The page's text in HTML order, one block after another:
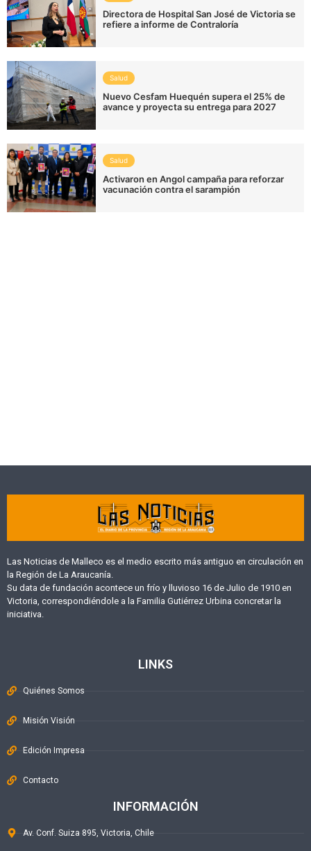
Directora de Hospital San José de Victoria se
refiere a informe de Contraloría
Salud
Nuevo Cesfam Huequén supera el 25% de
avance y proyecta su entrega para 2027
Salud
Activaron en Angol campaña para reforzar
vacunación contra el sarampión
Las Noticias de Malleco es el medio escrito más antiguo en circulación en
la Región de La Araucanía.
Su data de fundación acontece un frío y lluvioso 16 de Julio de 1910 en
Victoria, correspondiéndole a la Familia Gutiérrez Urbina concretar la
iniciativa.
LINKS
Quiénes Somos
Misión Visión
Edición Impresa
Contacto
INFORMACIÓN
Av. Conf. Suiza 895, Victoria, Chile